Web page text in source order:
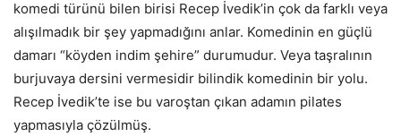
komedi türünü bilen birisi Recep İvedik’in çok da farklı veya
alışılmadık bir şey yapmadığını anlar. Komedinin en güçlü
damarı “köyden indim şehire” durumudur. Veya taşralının
burjuvaya dersini vermesidir bilindik komedinin bir yolu.
Recep İvedik’te ise bu varoştan çıkan adamın pilates
yapmasıyla çözülmüş.